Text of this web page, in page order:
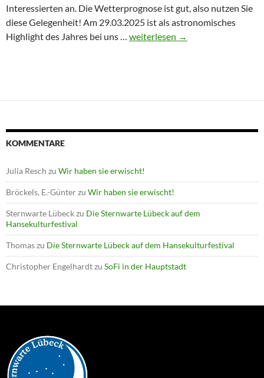
Interessierten an. Die Wetterprognose ist gut, also nutzen Sie
diese Gelegenheit! Am 29.03.2025 ist als astronomisches
Highlight des Jahres bei uns … Winterprogramm endet mit
weiterlesen →
KOMMENTARE
Julia Resch zu Wir haben sie erwischt!
Bröckels, E.-Günterzu Wir haben sie erwischt!
Sternwarte Lübeckzu Die Sternwarte Lübeck auf dem
Hansekulturfestival
Thomaszu Die Sternwarte Lübeck auf dem Hansekulturfestival
Christopher Engelhardtzu SoFi in der Hauptstadt